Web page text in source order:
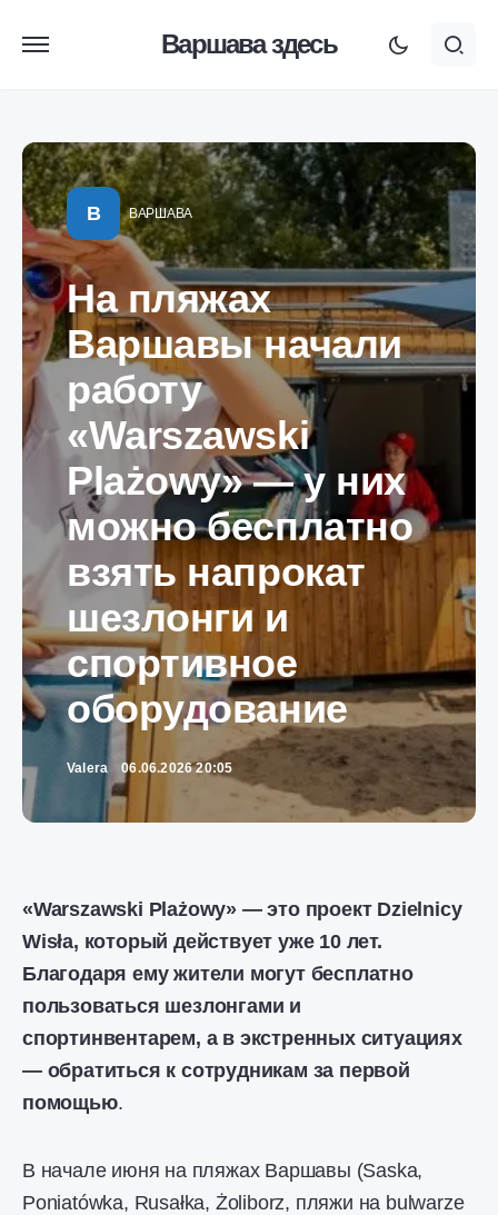
Варшава здесь
В ВАРШАВА
На пляжах
Варшавы начали
работу
«Warszawski
Plażowy» — у них
можно бесплатно
взять напрокат
шезлонги и
спортивное
оборудование
Valera 06.06.2026 20:05
«Warszawski Plażowy» — это проект Dzielnicy
Wisła, который действует уже 10 лет.
Благодаря ему жители могут бесплатно
пользоваться шезлонгами и
спортинвентарем, а в экстренных ситуациях
— обратиться к сотрудникам за первой
помощью.
В начале июня на пляжах Варшавы (Saska,
Poniatówka, Rusałka, Żoliborz, пляжи на bulwarze